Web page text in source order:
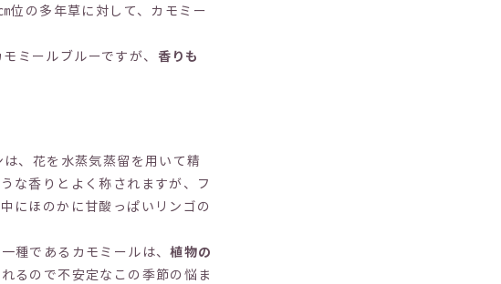
位の多年草に対して、カモミー
ミールブルーですが、 香りも
、花を水蒸気蒸留を用いて精
な香りとよく称されますが、フ
にほのかに甘酸っぱいリンゴの
種であるカモミールは、植物の
るので不安定なこの季節の悩ま